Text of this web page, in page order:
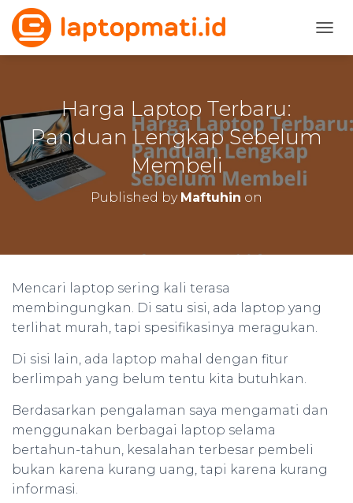
Harga Laptop Terbaru:
Panduan Lengkap Sebelum
Membeli
Published by Maftuhin on
Mencari laptop sering kali terasa
membingungkan. Di satu sisi, ada laptop yang
terlihat murah, tapi spesifikasinya meragukan.
Di sisi lain, ada laptop mahal dengan fitur
berlimpah yang belum tentu kita butuhkan.
Berdasarkan pengalaman saya mengamati dan
menggunakan berbagai laptop selama
bertahun-tahun, kesalahan terbesar pembeli
bukan karena kurang uang, tapi karena kurang
informasi.